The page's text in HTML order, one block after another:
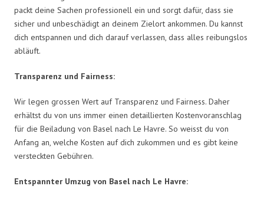
packt deine Sachen professionell ein und sorgt dafür, dass sie
sicher und unbeschädigt an deinem Zielort ankommen. Du kannst
dich entspannen und dich darauf verlassen, dass alles reibungslos
abläuft.
Transparenz und Fairness:
Wir legen grossen Wert auf Transparenz und Fairness. Daher
erhältst du von uns immer einen detaillierten Kostenvoranschlag
für die Beiladung von Basel nach Le Havre. So weisst du von
Anfang an, welche Kosten auf dich zukommen und es gibt keine
versteckten Gebühren.
Entspannter Umzug von Basel nach Le Havre: